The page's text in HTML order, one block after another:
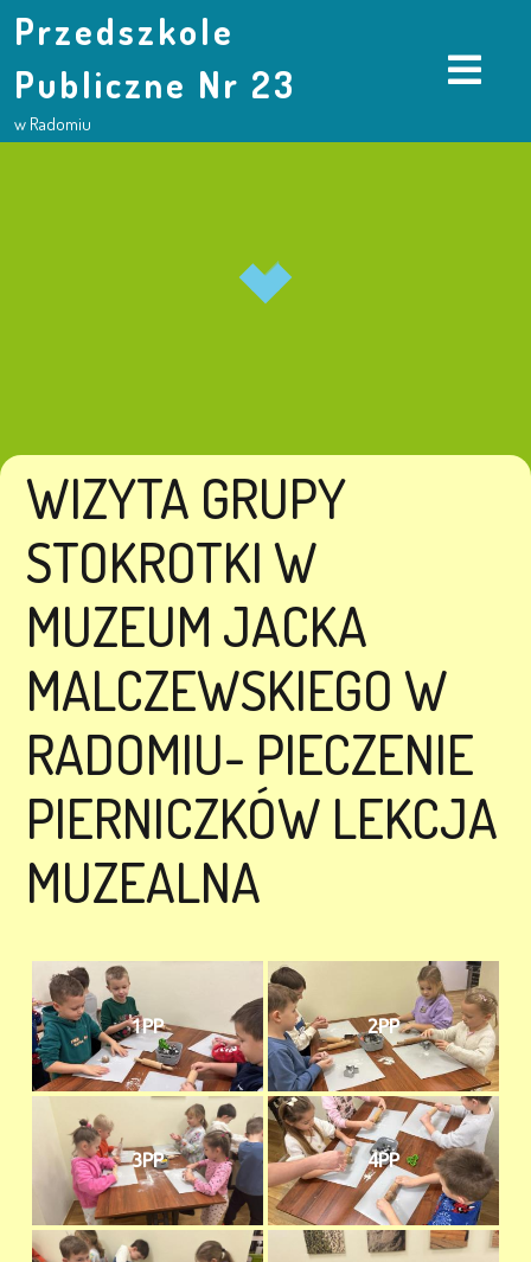
Przedszkole
Publiczne Nr 23
w Radomiu
WIZYTA GRUPY
STOKROTKI W
MUZEUM JACKA
MALCZEWSKIEGO W
RADOMIU- PIECZENIE
PIERNICZKÓW LEKCJA
MUZEALNA
1PP 2PP
3PP 4PP